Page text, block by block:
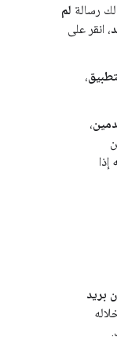
رسالة لم
، انقر على
،
،
بريد